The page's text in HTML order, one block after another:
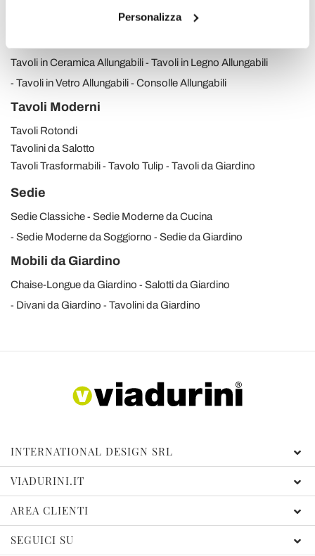
Personalizza
Tavoli in Ceramica Allungabili
Tavoli in Legno Allungabili
Tavoli in Vetro Allungabili
Consolle Allungabili
Tavoli Moderni
Tavoli Rotondi
Tavolini da Salotto
Tavoli Trasformabili
Tavolo Tulip Tavoli da Giardino
Sedie
Sedie Classiche
Sedie Moderne da Cucina
Sedie Moderne da Soggiorno
Sedie da Giardino
Mobili da Giardino
Chaise-Longue da Giardino
Salotti da Giardino
Divani da Giardino
Tavolini da Giardino
INTERNATIONAL DESIGN SRL
VIADURINI.IT
AREA CLIENTI
SEGUICI SU